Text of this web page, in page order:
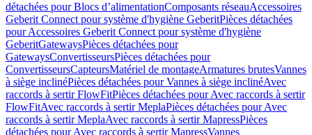
détachées pour Blocs d’alimentationComposants réseauAccessoires
Geberit Connect pour système d'hygiène GeberitPièces détachées
pour Accessoires Geberit Connect pour système d'hygiène
GeberitGatewaysPièces détachées pour
GatewaysConvertisseursPièces détachées pour
ConvertisseursCapteursMatériel de montageArmatures brutesVannes
à siège inclinéPièces détachées pour Vannes à siège inclinéAvec
raccords à sertir FlowFitPièces détachées pour Avec raccords à sertir
FlowFitAvec raccords à sertir MeplaPièces détachées pour Avec
raccords à sertir MeplaAvec raccords à sertir MapressPièces
détachées pour Avec raccords à sertir MapressVannes